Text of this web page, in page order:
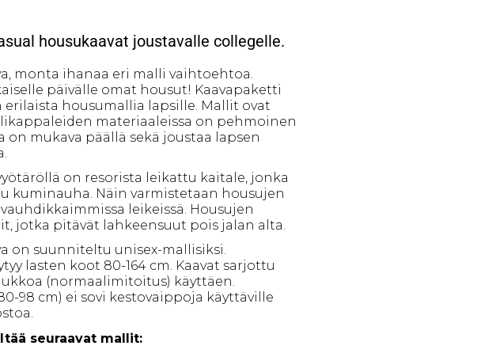
housukaavat joustavalle collegelle.
monta ihanaa eri malli vaihtoehtoa.
päivälle omat housut! Kaavapaketti
erilaista housumallia lapsille. Mallit ovat
materiaaleissa on pehmoinen
on mukava päällä sekä joustaa lapsen
on resorista leikattu kaitale, jonka
kuminauha. Näin varmistetaan housujen
leikeissä. Housujen
jotka pitävät lahkeensuut pois jalan alta.
on suunniteltu unisex-mallisiksi.
lasten koot 80-164 cm. Kaavat sarjottu
(normaalimitoitus) käyttäen.
98 cm) ei sovi kestovaippoja käyttäville
seuraavat mallit: